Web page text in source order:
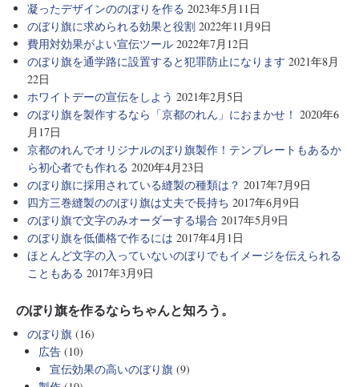
凝ったデザインののぼりを作る 2023年5月11日
のぼり旗に求められる効果と役割 2022年11月9日
費用対効果がよい宣伝ツール 2022年7月12日
のぼり旗を通学路に設置すると犯罪防止になります 2021年8月
22日
ホワイトデーの宣伝をしよう 2021年2月5日
のぼり旗を製作するなら「京都のれん」におまかせ！ 2020年6
月17日
京都のれんでオリジナルのぼり旗製作！テンプレートもあるか
ら初心者でも作れる 2020年4月23日
のぼり旗に採用されている縫製の種類は？ 2017年7月9日
四方三巻縫製ののぼり旗は丈夫で長持ち 2017年6月9日
のぼり旗で文字のみオーダーする場合 2017年5月9日
のぼり旗を低価格で作るには 2017年4月1日
ほとんど文字の入っていないのぼりでもイメージを伝えられる
こともある 2017年3月9日
のぼり旗を作るならちゃんと知ろう。
のぼり旗 (16)
広告 (10)
宣伝効果の高いのぼり旗 (9)